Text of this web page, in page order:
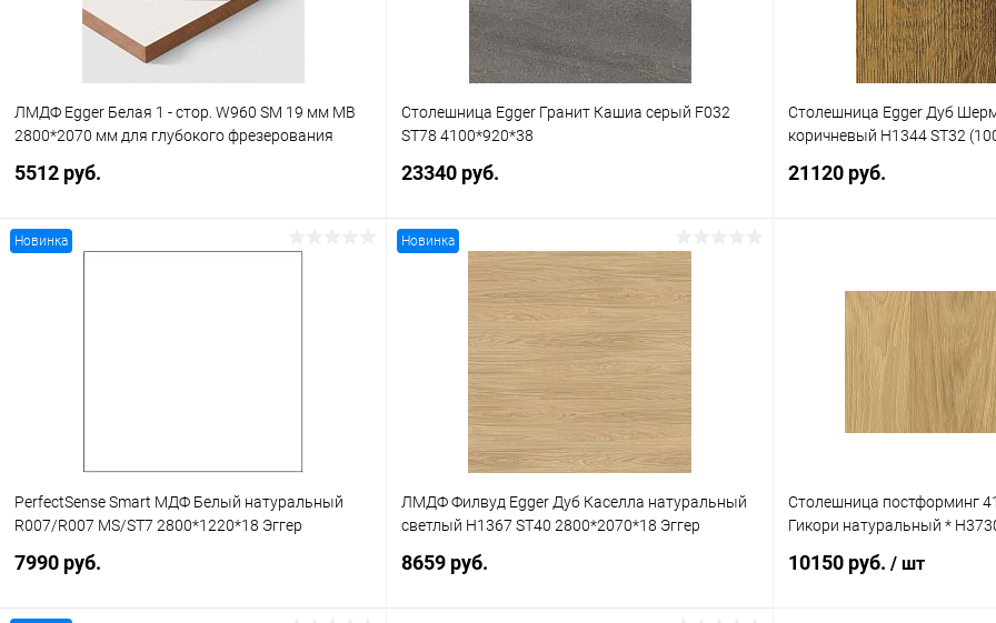
ЛМДФ Egger Белая 1 - стор. W960 SM 19 мм МВ
2800*2070 мм для глубокого фрезерования
5512 руб.
Столешница Egger Гранит Кашиа серый F032
ST78 4100*920*38
23340 руб.
В корзину
Купить в 1 клик К сравнению
В избранное В наличии
Столешница Egger Дуб
коричневый H1344 ST32
21120 руб.
Купить в 1 клик
В избранное
Новинка
PerfectSense Smart МДФ Белый натуральный
R007/R007 MS/ST7 2800*1220*18 Эггер
7990 руб.
Новинка
ЛМДФ Филвуд Egger Дуб Каселла натуральный
светлый H1367 ST40 2800*2070*18 Эггер
8659 руб.
Столешница постформинг
Гикори натуральный *
10150 руб. / шт